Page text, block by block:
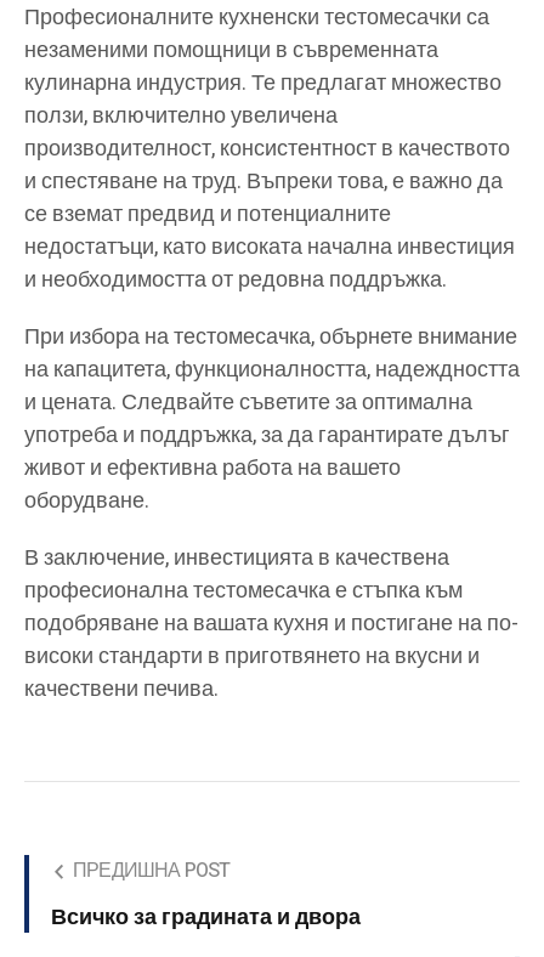
Професионалните кухненски тестомесачки са
незаменими помощници в съвременната
кулинарна индустрия. Те предлагат множество
ползи, включително увеличена
производителност, консистентност в качеството
и спестяване на труд. Въпреки това, е важно да
се вземат предвид и потенциалните
недостатъци, като високата начална инвестиция
и необходимостта от редовна поддръжка.
При избора на тестомесачка, обърнете внимание
на капацитета, функционалността, надеждността
и цената. Следвайте съветите за оптимална
употреба и поддръжка, за да гарантирате дълъг
живот и ефективна работа на вашето
оборудване.
В заключение, инвестицията в качествена
професионална тестомесачка е стъпка към
подобряване на вашата кухня и постигане на по-
високи стандарти в приготвянето на вкусни и
качествени печива.
ПРЕДИШНА POST
Всичко за градината и двора